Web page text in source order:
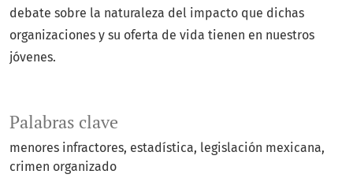
Palabras clave
menores infractores estadística legislación mexicana
crimen organizado
debate sobre la naturaleza del impacto que dichas
organizaciones y su oferta de vida tienen en nuestros
jóvenes.